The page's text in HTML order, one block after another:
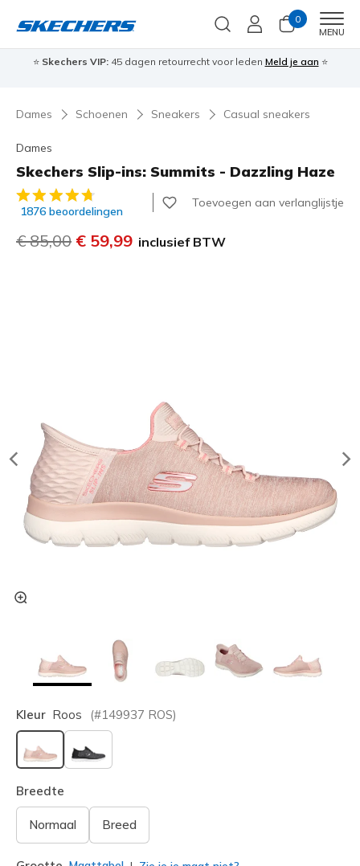
0
MENU
⭐ Skechers VIP:45 dagen retourrecht voor leden Meld je aan ⭐
Dames Schoenen Sneakers Casual sneakers
Dames
Skechers Slip-ins: Summits - Dazzling Haze
3,1 van de 5 klantbeoordelingen
1876 beoordelingen
Toevoegen aan verlanglijstje
Prijs verlaagd van
€ 85,00 naar
€ 59,99 inclusief BTW
Kleur Roos (#149937 ROS)
geselecteerd
Breedte
Normaal Breed